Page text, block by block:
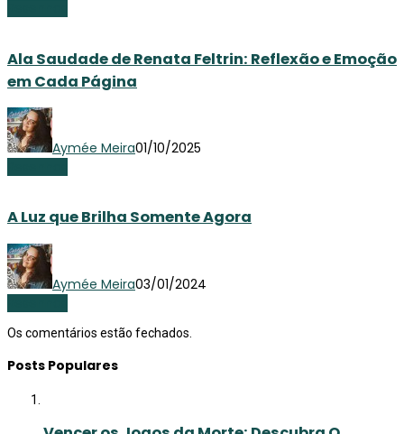
Ala Saudade de Renata Feltrin: Reflexão e Emoção
em Cada Página
Aymée Meira01/10/2025
A Luz que Brilha Somente Agora
Aymée Meira03/01/2024
Os comentários estão fechados.
Posts Populares